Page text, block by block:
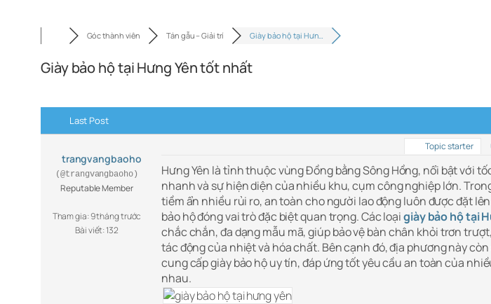
Góc thành viên Tán gẫu – Giải trí Giày bảo hộ tại Hưn…
Giày bảo hộ tại Hưng Yên tốt nhất
Last Post
trangvangbaoho
(@trangvangbaoho)
Reputable Member
Tham gia: 9 tháng trước
Bài viết: 132
Topic starter
Hưng Yên là tỉnh thuộc vùng Đồng bằng Sông Hồng, nổi bật với
nhanh và sự hiện diện của nhiều khu, cụm công nghiệp lớn.
tiềm ẩn nhiều rủi ro, an toàn cho người lao động luôn được đặt
bảo hộ đóng vai trò đặc biệt quan trọng. Các loạigiày bảo hộ tại
chắc chắn, đa dạng mẫu mã, giúp bảo vệ bàn chân khỏi trơn
tác động của nhiệt và hóa chất. Bên cạnh đó, địa phương này
cung cấp giày bảo hộ uy tín, đáp ứng tốt yêu cầu an toàn của
nhau.